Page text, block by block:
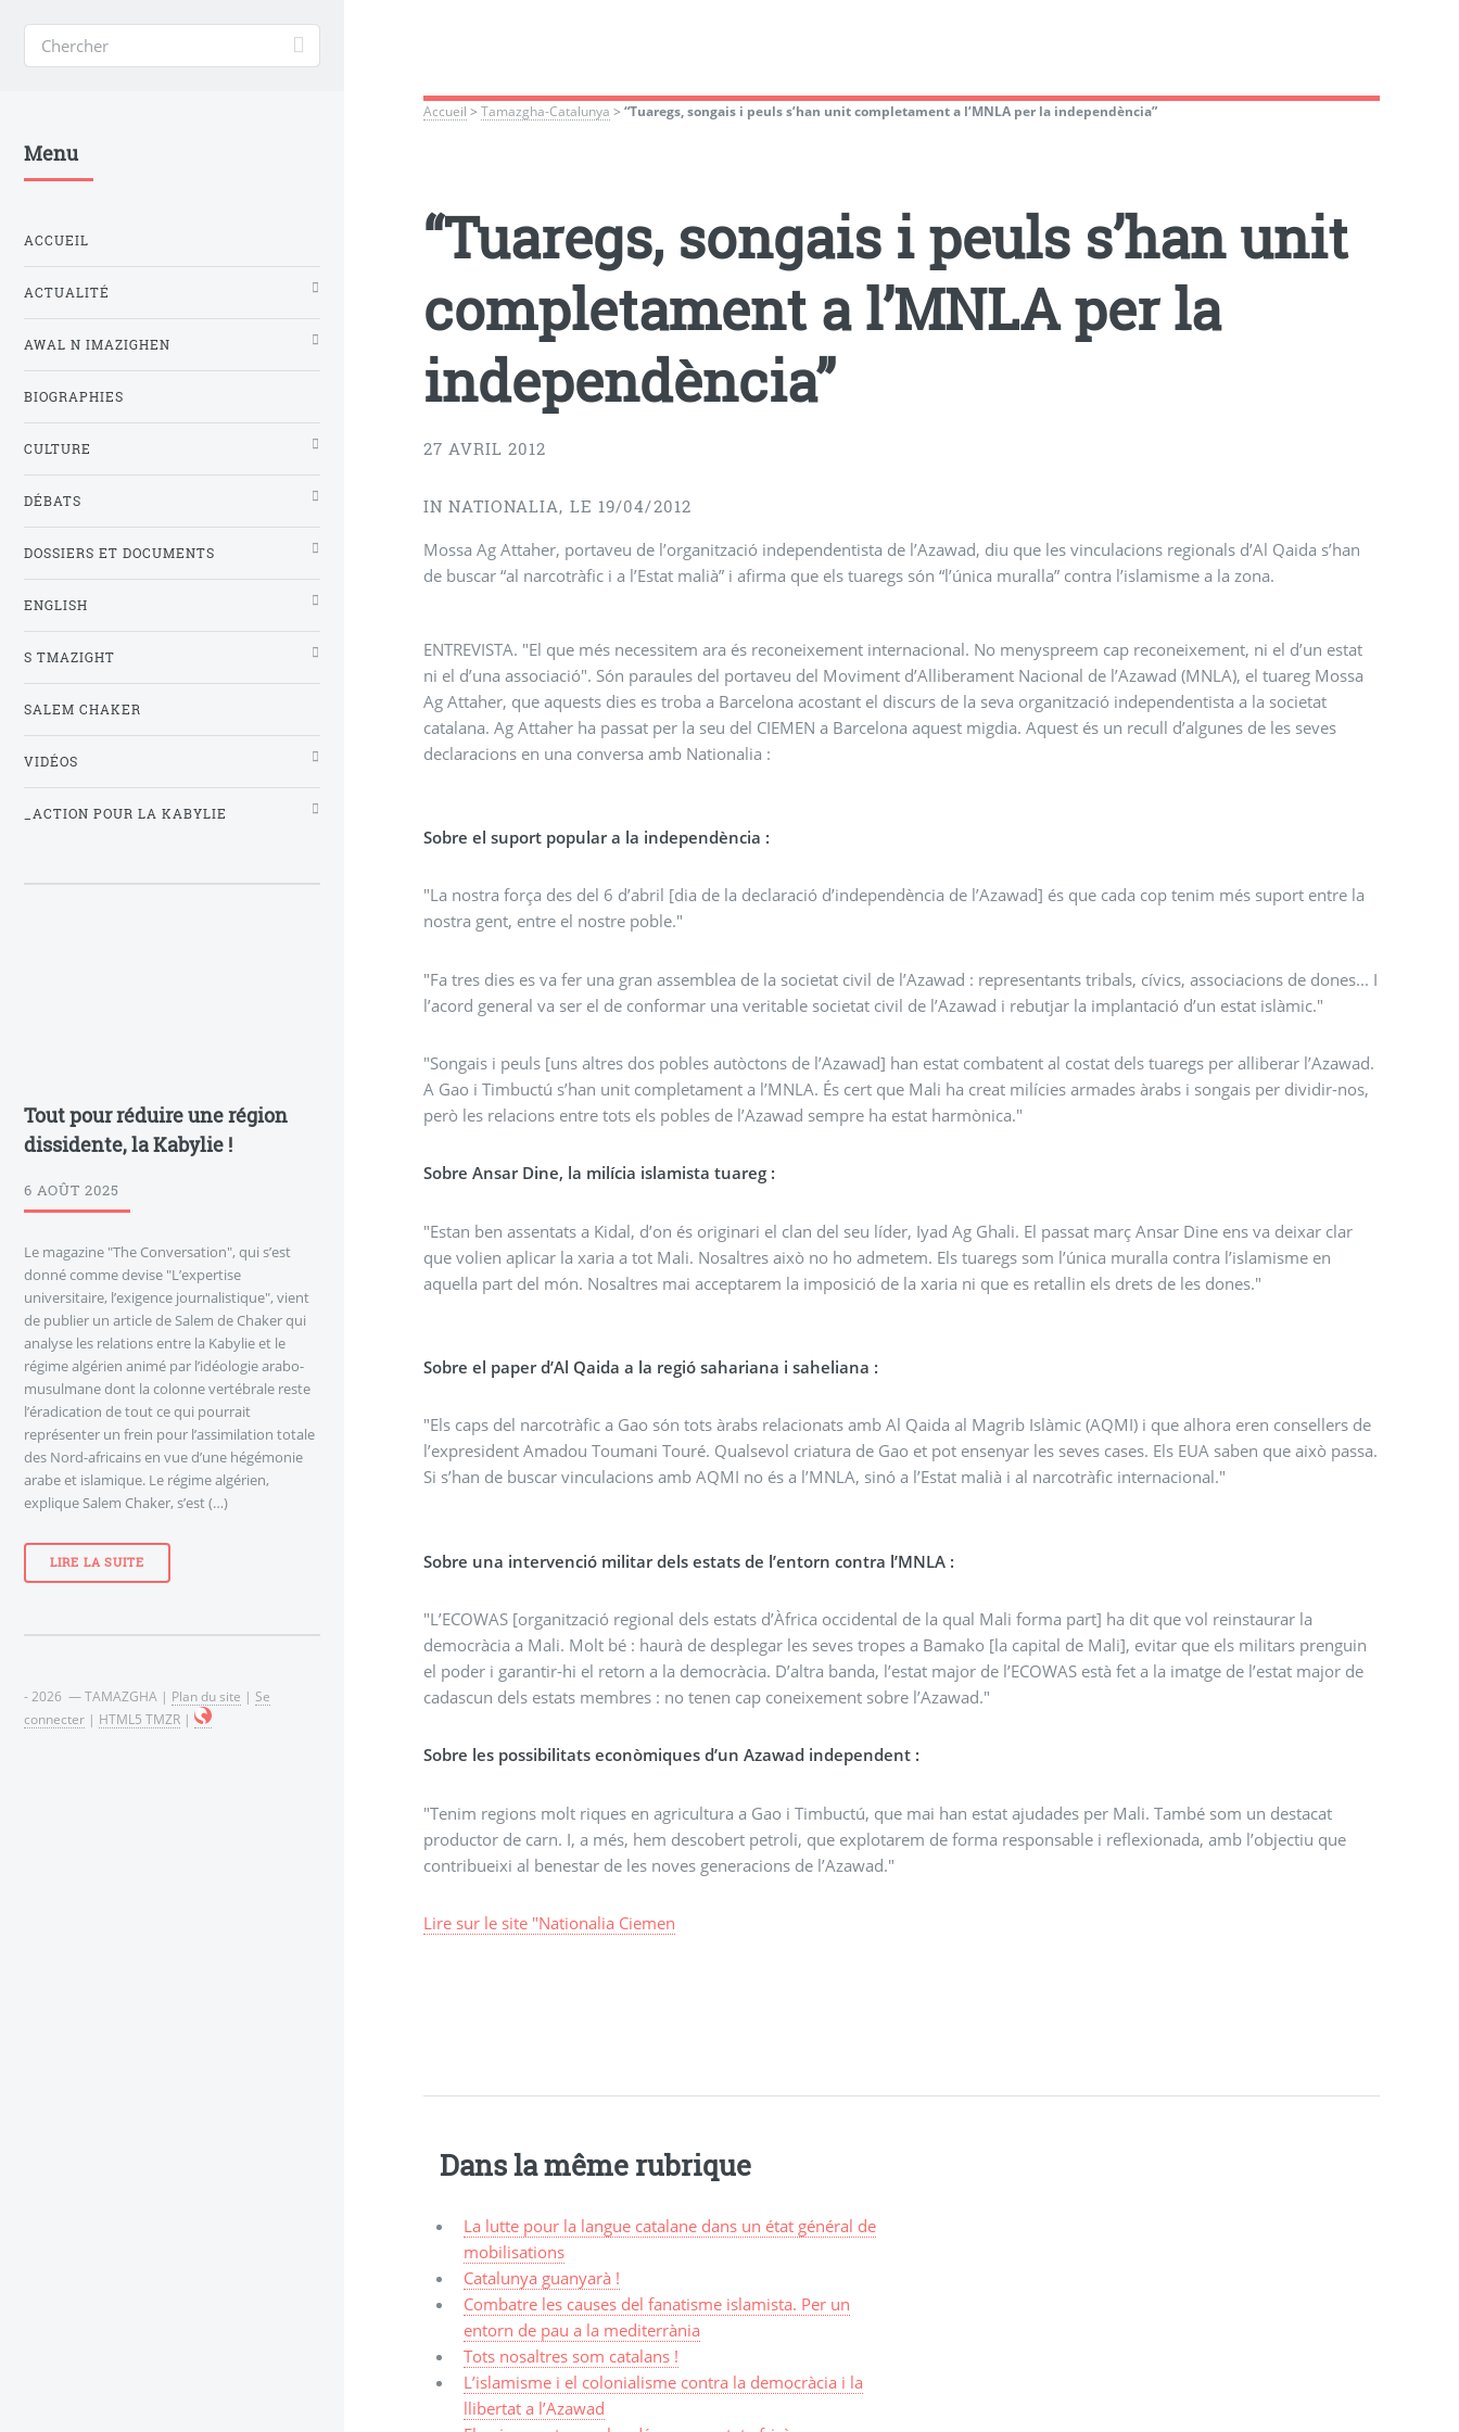
Accueil >Tamazgha-Catalunya >“Tuaregs, songais i peuls s’han unit completament a l’MNLA per la independència”
“Tuaregs, songais i peuls s’han unit
completament a l’MNLA per la
independència”
27 AVRIL 2012
IN NATIONALIA, LE 19/04/2012
Mossa Ag Attaher, portaveu de l’organització independentista de l’Azawad, diu que les vinculacions regionals d’Al Qaida s’han
de buscar “al narcotràfic i a l’Estat malià” i afirma que els tuaregs són “l’única muralla” contra l’islamisme a la zona.
ENTREVISTA. "El que més necessitem ara és reconeixement internacional. No menyspreem cap reconeixement, ni el d’un estat
ni el d’una associació". Són paraules del portaveu del Moviment d’Alliberament Nacional de l’Azawad (MNLA), el tuareg Mossa
Ag Attaher, que aquests dies es troba a Barcelona acostant el discurs de la seva organització independentista a la societat
catalana. Ag Attaher ha passat per la seu del CIEMEN a Barcelona aquest migdia. Aquest és un recull d’algunes de les seves
declaracions en una conversa amb Nationalia :
Sobre el suport popular a la independència :
"La nostra força des del 6 d’abril [dia de la declaració d’independència de l’Azawad] és que cada cop tenim més suport entre la
nostra gent, entre el nostre poble."
"Fa tres dies es va fer una gran assemblea de la societat civil de l’Azawad : representants tribals, cívics, associacions de dones... I
l’acord general va ser el de conformar una veritable societat civil de l’Azawad i rebutjar la implantació d’un estat islàmic."
"Songais i peuls [uns altres dos pobles autòctons de l’Azawad] han estat combatent al costat dels tuaregs per alliberar l’Azawad.
A Gao i Timbuctú s’han unit completament a l’MNLA. És cert que Mali ha creat milícies armades àrabs i songais per dividir-nos,
però les relacions entre tots els pobles de l’Azawad sempre ha estat harmònica."
Sobre Ansar Dine, la milícia islamista tuareg :
"Estan ben assentats a Kidal, d’on és originari el clan del seu líder, Iyad Ag Ghali. El passat març Ansar Dine ens va deixar clar
que volien aplicar la xaria a tot Mali. Nosaltres això no ho admetem. Els tuaregs som l’única muralla contra l’islamisme en
aquella part del món. Nosaltres mai acceptarem la imposició de la xaria ni que es retallin els drets de les dones."
Sobre el paper d’Al Qaida a la regió sahariana i saheliana :
"Els caps del narcotràfic a Gao són tots àrabs relacionats amb Al Qaida al Magrib Islàmic (AQMI) i que alhora eren consellers de
l’expresident Amadou Toumani Touré. Qualsevol criatura de Gao et pot ensenyar les seves cases. Els EUA saben que això passa.
Si s’han de buscar vinculacions amb AQMI no és a l’MNLA, sinó a l’Estat malià i al narcotràfic internacional."
Sobre una intervenció militar dels estats de l’entorn contra l’MNLA :
"L’ECOWAS [organització regional dels estats d’Àfrica occidental de la qual Mali forma part] ha dit que vol reinstaurar la
democràcia a Mali. Molt bé : haurà de desplegar les seves tropes a Bamako [la capital de Mali], evitar que els militars prenguin
el poder i garantir-hi el retorn a la democràcia. D’altra banda, l’estat major de l’ECOWAS està fet a la imatge de l’estat major de
cadascun dels estats membres : no tenen cap coneixement sobre l’Azawad."
Sobre les possibilitats econòmiques d’un Azawad independent :
"Tenim regions molt riques en agricultura a Gao i Timbuctú, que mai han estat ajudades per Mali. També som un destacat
productor de carn. I, a més, hem descobert petroli, que explotarem de forma responsable i reflexionada, amb l’objectiu que
contribueixi al benestar de les noves generacions de l’Azawad."
Lire sur le site "Nationalia Ciemen
Dans la même rubrique
La lutte pour la langue catalane dans un état général de
mobilisations
Catalunya guanyarà !
Combatre les causes del fanatisme islamista. Per un
entorn de pau a la mediterrània
Tots nosaltres som catalans !
L’islamisme i el colonialisme contra la democràcia i la
llibertat a l’Azawad
Menu
ACCUEIL
ACTUALITÉ
AWAL N IMAZIGHEN
BIOGRAPHIES
CULTURE
DÉBATS
DOSSIERS ET DOCUMENTS
ENGLISH
S TMAZIGHT
SALEM CHAKER
VIDÉOS
_ACTION POUR LA KABYLIE
Tout pour réduire une région
dissidente, la Kabylie !
6 AOÛT 2025
Le magazine "The Conversation", qui s’est
donné comme devise "L’expertise
universitaire, l’exigence journalistique", vient
de publier un article de Salem de Chaker qui
analyse les relations entre la Kabylie et le
régime algérien animé par l’idéologie arabo-
musulmane dont la colonne vertébrale reste
l’éradication de tout ce qui pourrait
représenter un frein pour l’assimilation totale
des Nord-africains en vue d’une hégémonie
arabe et islamique. Le régime algérien,
explique Salem Chaker, s’est (…)
LIRE LA SUITE
- 2026 — TAMAZGHA | Plan du site | Se
connecter | HTML5 TMZR |